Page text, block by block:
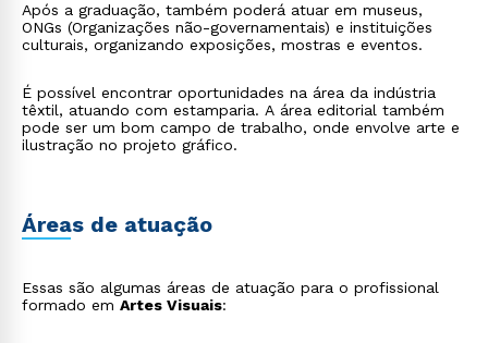
Após a graduação, também poderá atuar em museus,
ONGs (Organizações não-governamentais) e instituições
culturais, organizando exposições, mostras e eventos.
É possível encontrar oportunidades na área da indústria
têxtil, atuando com estamparia. A área editorial também
pode ser um bom campo de trabalho, onde envolve arte e
ilustração no projeto gráfico.
Áreas de atuação
Essas são algumas áreas de atuação para o profissional
formado em Artes Visuais: